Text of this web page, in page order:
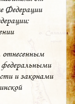
Федерации
отнесенным
и законами